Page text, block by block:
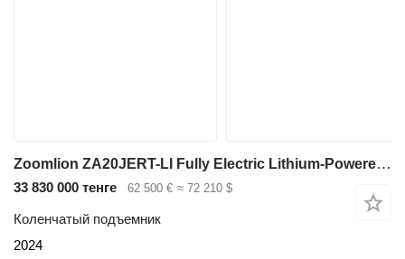
Zoomlion ZA20JERT-LI Fully Electric Lithium-Powered, 4x4 Ro
33 830 000 тенге 62 500 € ≈ 72 210 $
Коленчатый подъемник
2024